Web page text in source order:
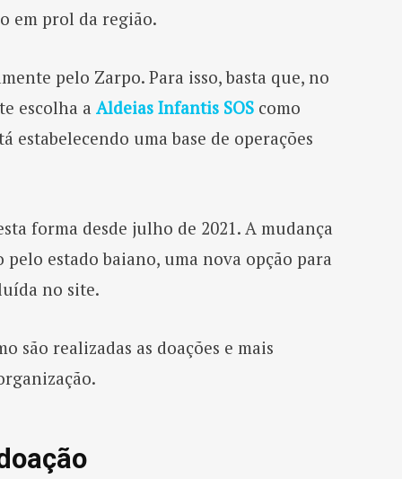
em prol da região.
pelo Zarpo. Para isso, basta que, no
escolha a Aldeias Infantis SOScomo
estabelecendo uma base de operações
forma desde julho de 2021. A mudança
estado baiano, uma nova opção para
no site.
são realizadas as doações e mais